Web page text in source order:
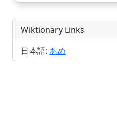
Wiktionary Links
日本語: あめ